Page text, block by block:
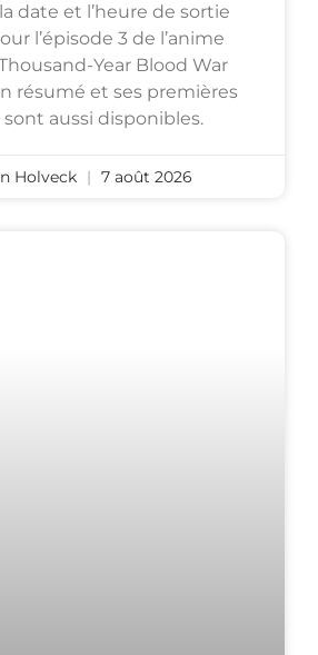
date et l’heure de sortie
l’épisode 3 de l’anime
Year Blood War
résumé et ses premières
aussi disponibles.
Holveck 7 août 2026